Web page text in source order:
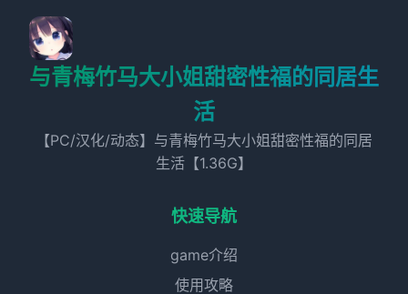
与青梅竹马大小姐甜密性福的同居生
活
【PC/汉化/动态】与青梅竹马大小姐甜密性福的同居
生活【1.36G】
快速导航
game介绍
使用攻略